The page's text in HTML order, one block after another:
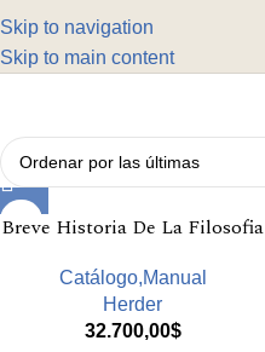
Skip to navigation
Skip to main content
Breve Historia De La Filosofia
Catálogo,Manual
Herder
32.700,00$